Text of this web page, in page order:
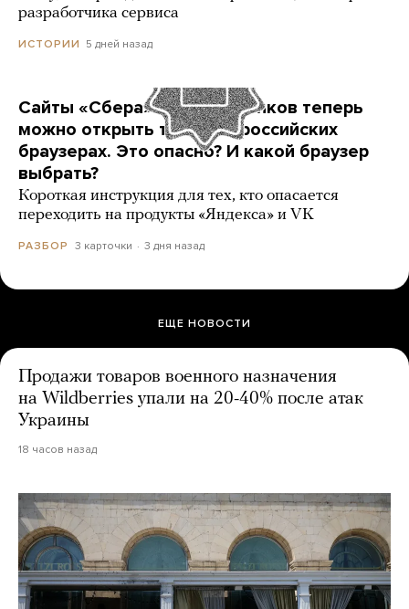
разработчика сервиса
ИСТОРИИ 5 дней назад
Сайты «Сбера» и других банков теперь
можно открыть только в российских
браузерах. Это опасно? И какой браузер
выбрать?
Короткая инструкция для тех, кто опасается
переходить на продукты «Яндекса» и VK
РАЗБОР 3 карточки 3 дня назад
ЕЩЕ НОВОСТИ
Продажи товаров военного назначения
на Wildberries упали на 20-40% после атак
Украины
18 часов назад